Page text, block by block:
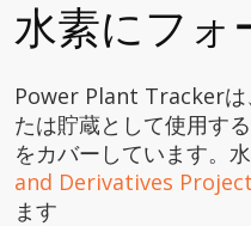
水素にフォ
Power Plant Trackerは
たは貯蔵として使用す
をカバーしています。
and Derivatives
ます